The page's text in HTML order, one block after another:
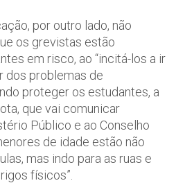
por outro lado, não
os grevistas estão
em risco, ao “incitá-los a ir
dos problemas de
proteger os estudantes, a
que vai comunicar
Público e ao Conselho
de idade estão não
mas indo para as ruas e
físicos”.